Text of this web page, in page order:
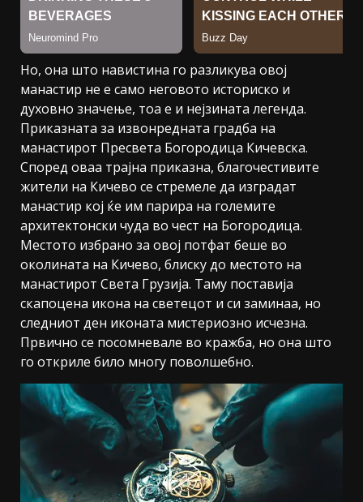
Но, она што навистина го разликува овој
манастир не е само неговото историско и
духовно значење, тоа е и нејзината легенда.
Приказната за извонредната градба на
манастирот Пресвета Богородица Кичевска.
Според оваа трајна приказна, благочестивите
жители на Кичево се стремеле да изградат
манастир кој ќе им парира на големите
архитектонски чуда во чест на Богородица.
Местото избрано за овој потфат беше во
околината на Кичево, блиску до местото на
манастирот Света Грузија. Таму поставија
скапоцена икона на светецот и си заминаа, но
следниот ден иконата мистериозно исчезна.
Првично се посомневале во кражба, но она што
го откриле било многу поволшебно.